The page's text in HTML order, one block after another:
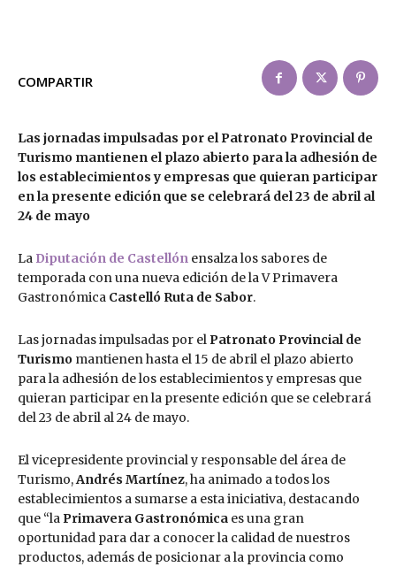
COMPARTIR
Las jornadas impulsadas por el Patronato Provincial de
Turismo mantienen el plazo abierto para la adhesión de
los establecimientos y empresas que quieran participar
en la presente edición que se celebrará del 23 de abril al
24 de mayo
La Diputación de Castellón ensalza los sabores de
temporada con una nueva edición de la V Primavera
Gastronómica Castelló Ruta de Sabor.
Las jornadas impulsadas por el Patronato Provincial de
Turismo mantienen hasta el 15 de abril el plazo abierto
para la adhesión de los establecimientos y empresas que
quieran participar en la presente edición que se celebrará
del 23 de abril al 24 de mayo.
El vicepresidente provincial y responsable del área de
Turismo,Andrés Martínez, ha animado a todos los
establecimientos a sumarse a esta iniciativa, destacando
que “la Primavera Gastronómica es una gran
oportunidad para dar a conocer la calidad de nuestros
productos, además de posicionar a la provincia como